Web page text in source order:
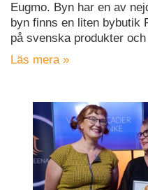
Eugmo. Byn har en av
byn finns en liten bybutik
på svenska produkter
Läs mera »